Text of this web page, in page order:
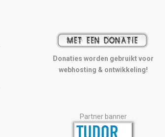
Donaties worden gebruikt voor
webhosting & ontwikkeling!
Partner banner